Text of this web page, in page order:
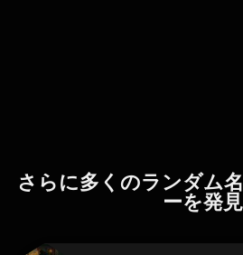
さらに多くのランダム
ーを発見